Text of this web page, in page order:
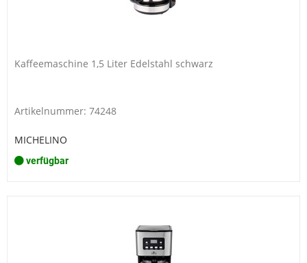
Kaffeemaschine 1,5 Liter Edelstahl schwarz
Artikelnummer: 74248
MICHELINO
verfügbar